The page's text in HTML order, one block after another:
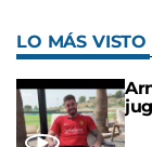
LO MÁS VISTO